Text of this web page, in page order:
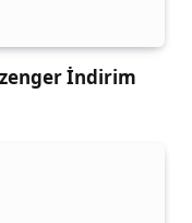
İndirim